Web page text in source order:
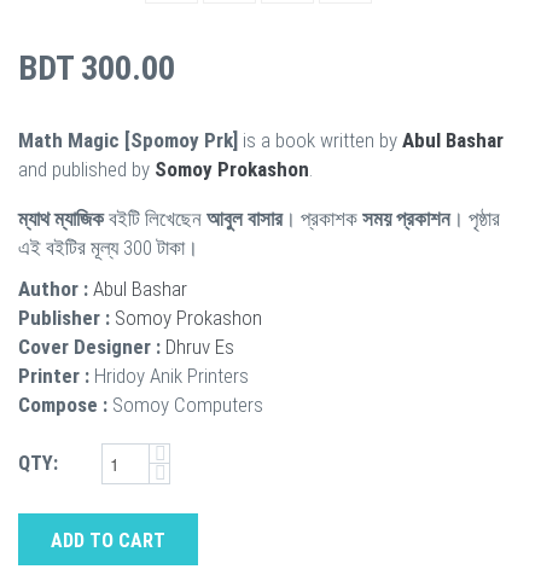
BDT 300.00
Math Magic [Spomoy Prk] is a book written by Abul Bashar
and published by Somoy Prokashon
ম্যাথ ম্যাজিকবইটি লিখেছেন আবুল বাসার। প্রকাশক সময় প্রকাশন। পৃষ্ঠার
এই বইটির মূল্য 300 টাকা।
Author : Abul Bashar
Publisher : Somoy Prokashon
Cover Designer : Dhruv Es
Printer : Hridoy Anik Printers
Compose : Somoy Computers
QTY:
ADD TO CART